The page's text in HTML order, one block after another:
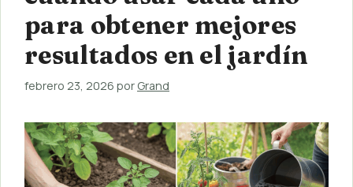
para obtener mejores
resultados en el jardín
febrero 23, 2026 por Grand